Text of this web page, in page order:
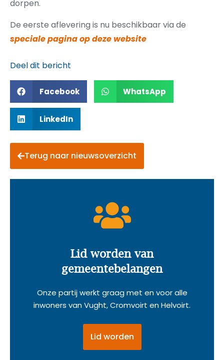
dorpen.
De eerste aflevering is nu beschikbaar via de
speciale pagina op deze website
Deel dit bericht
Facebook WhatsApp
LinkedIn
Terug naar nieuwsoverzicht
Lid worden van
gemeentebelangen
Onze partij werkt graag met en voor alle
inwoners van Vught, Cromvoirt en Helvoirt.
Lid worden